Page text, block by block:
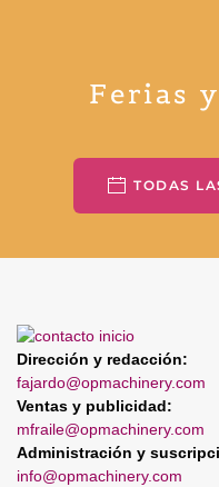
Ferias
TODAS
Dirección y redacción:
fajardo@opmachinery.com
Ventas y publicidad:
mfraile@opmachinery.com
Administración y
info@opmachinery.com